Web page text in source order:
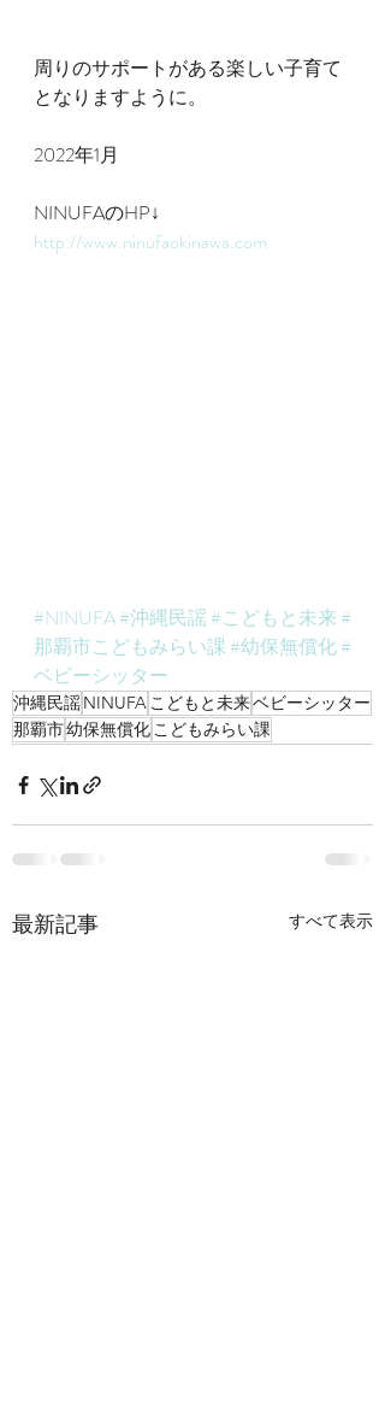
周りのサポートがある楽しい子育て
となりますように。
2022年1月
NINUFAのHP↓
http://www.ninufaokinawa.com
#NINUFA#沖縄民謡 #こどもと未来 #
那覇市こどもみらい課 #幼保無償化#
ベビーシッター
沖縄民謡NINUFAこどもと未来ベビーシッター
那覇市幼保無償化こどもみらい課
最新記事 すべて表示